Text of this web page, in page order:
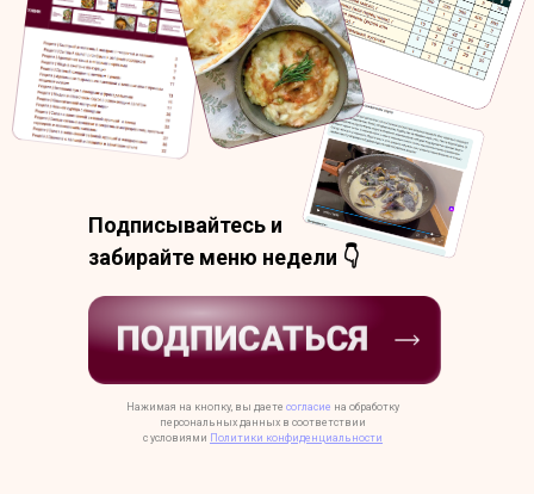
Нажимая на кнопку, вы даете согласие на обработку
персональных данных в соответствии
с условиями Политики конфиденциальности
Подписывайтесь и
забирайте меню недели 👇